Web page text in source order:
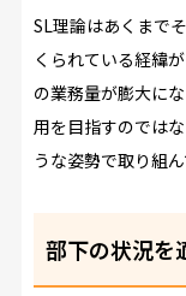
SL理論はあくまで
くられている経緯
の業務量が膨大に
用を目指すのでは
うな姿勢で取り組ん
部下の状況を